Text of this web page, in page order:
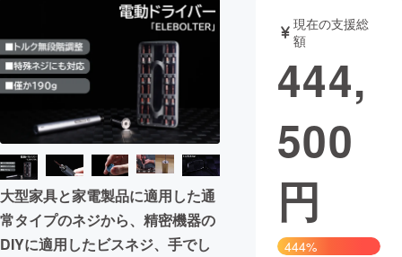
アート・写真 音楽
テクノロジー・ガジェット ゲーム・サ
映像・映画
ビジネス・起業
まちづくり・地域活性化
大型家具と家電製品に適用した通
常タイプのネジから、精密機器の
DIYに適用したビスネジ、手でし
現在の支援総
額
444,
500
円
444%